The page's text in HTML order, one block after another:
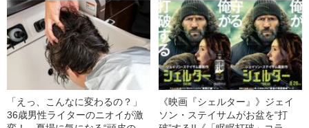
語る”《日本興収70億円突破》
「えっ、こんなに変わるの？」
36歳男性ライターのニオイが激
《映画『シェルター』》ジェイ
ソン・ステイサムがお盆を“打